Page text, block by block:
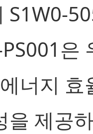
S1W0-
은
너지 효
을 제공